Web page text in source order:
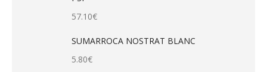
57.10€
SUMARROCA NOSTRAT BLANC
5.80€